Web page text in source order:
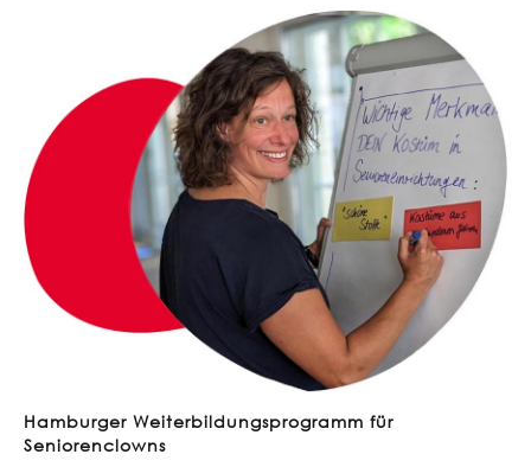
Hamburger Weiterbildungsprogramm für
Seniorenclowns